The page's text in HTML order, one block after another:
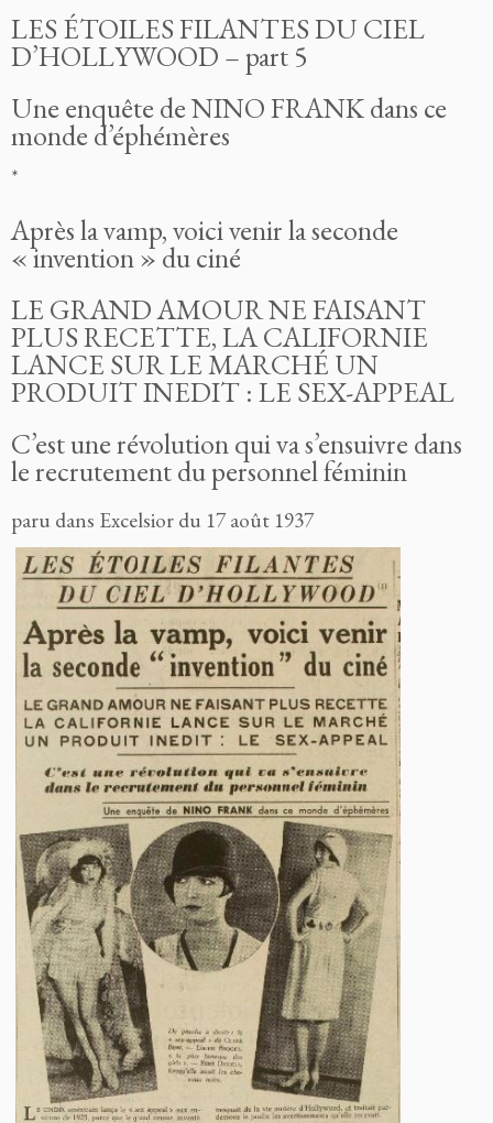
LES ÉTOILES FILANTES DU CIEL
D’HOLLYWOOD – part 5
Une enquête de NINOFRANKdans ce
monde d’éphémères
*
Après la vamp, voici venir la seconde
« invention » du ciné
LE GRAND AMOUR NE FAISANT
PLUS RECETTE, LA CALIFORNIE
LANCE SUR LE MARCHÉ UN
PRODUIT INEDIT : LE SEX-APPEAL
C’est une révolution qui va s’ensuivre dans
le recrutement du personnel féminin
paru dans Excelsior du 17 août 1937